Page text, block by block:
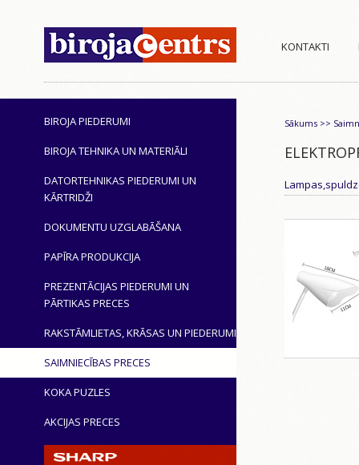
KONTAKTI
BIROJA PIEDERUMI
BIROJA TEHNIKA UN MATERIĀLI
DATORTEHNIKAS PIEDERUMI UN
KĀRTRIDŽI
DOKUMENTU UZGLABĀŠANA
PAPĪRA PRODUKCIJA
PREZENTĀCIJAS PIEDERUMI UN
PĀRTIKAS PRECES
RAKSTĀMLIETAS, KRĀSAS UN PIEDERUMI
SAIMNIECĪBAS PRECES
KOKA PUZLES
AKCIJAS PRECES
Sākums >>